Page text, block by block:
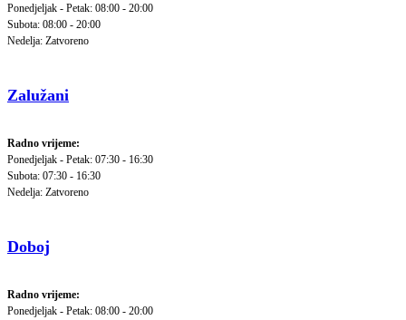
Ponedjeljak - Petak: 08:00 - 20:00
Subota: 08:00 - 20:00
Nedelja: Zatvoreno
Zalužani
Radno vrijeme:
Ponedjeljak - Petak: 07:30 - 16:30
Subota: 07:30 - 16:30
Nedelja: Zatvoreno
Doboj
Radno vrijeme:
Ponedjeljak - Petak: 08:00 - 20:00